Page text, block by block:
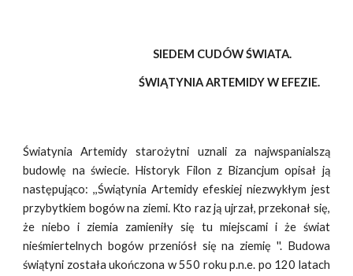
SIEDEM CUDÓW ŚWIATA.
ŚWIĄTYNIA ARTEMIDY W EFEZIE.
Światynia Artemidy starożytni uznali za najwspanialszą
budowlę na świecie. Historyk Filon z Bizancjum opisał ją
następująco: ,,Świątynia Artemidy efeskiej niezwykłym jest
przybytkiem bogów na ziemi. Kto raz ją ujrzał, przekonał się,
że niebo i ziemia zamieniły się tu miejscami i że świat
nieśmiertelnych bogów przeniósł się na ziemię ''. Budowa
świątyni została ukończona w 550 roku p.n.e. po 120 latach